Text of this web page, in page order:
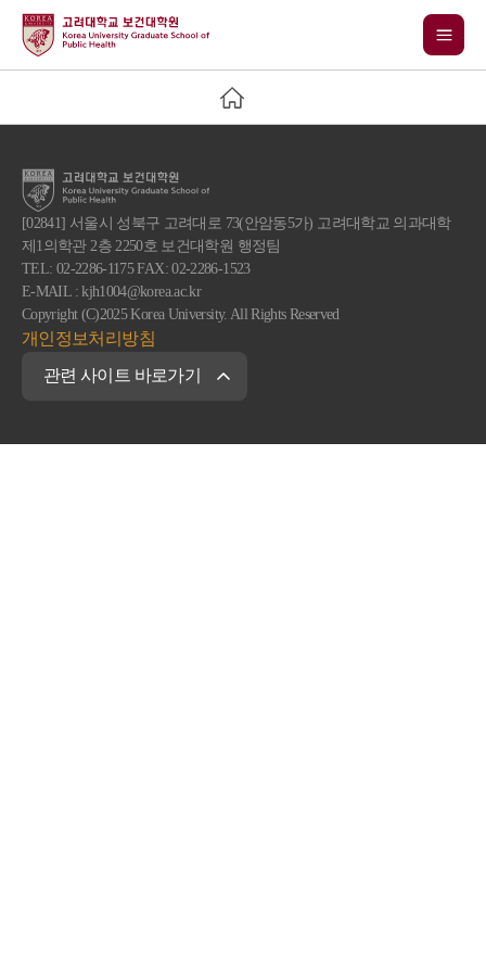
[02841] 서울시 성북구 고려대로 73(안암동5가) 고려대학교 의과대학
제1의학관 2층 2250호 보건대학원 행정팀
TEL: 02-2286-1175 FAX: 02-2286-1523
E-MAIL : kjh1004@korea.ac.kr
Copyright (C)2025 Korea University. All Rights Reserved
개인정보처리방침
관련 사이트 바로가기